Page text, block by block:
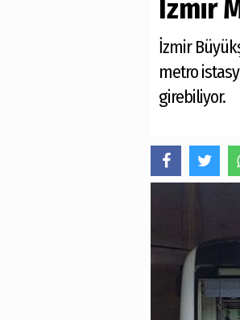
İzmir
İzmir
metro
girebiliyor.